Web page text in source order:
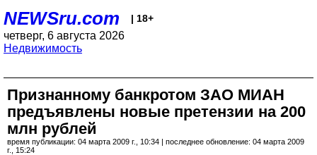
NEWSru.com | 18+
четверг, 6 августа 2026
Недвижимость
Признанному банкротом ЗАО МИАН
предъявлены новые претензии на 200
млн рублей
время публикации: 04 марта 2009 г., 10:34 | последнее обновление: 04 марта 2009
г., 15:24